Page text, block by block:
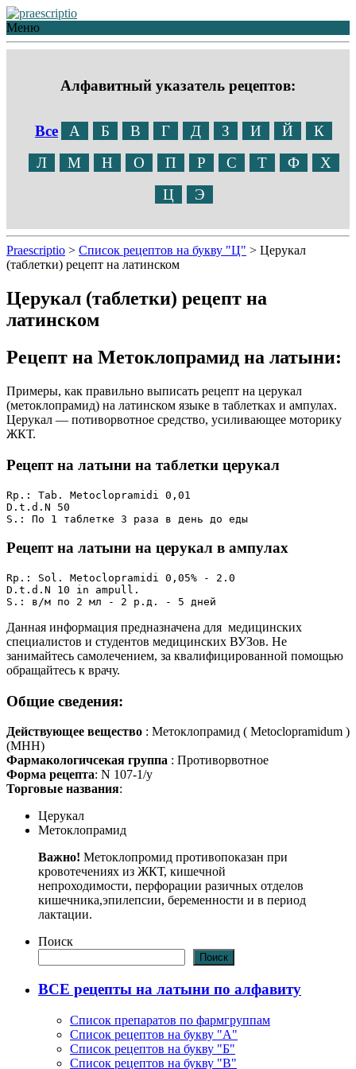
Меню
Алфавитный указатель рецептов:
Все А Б В Г Д З И Й
К
Л
М Н О П Р С Т Ф
Х
Ц
Э
Praescriptio > Список рецептов на букву "Ц" > Церукал
(таблетки) рецепт на латинском
Церукал (таблетки) рецепт на
латинском
Рецепт на Метоклопрамид на латыни:
Примеры, как правильно выписать рецепт на церукал
(метоклопрамид) на латинском языке в таблетках и ампулах.
Церукал — потиворвотное средство, усиливающее моторику
ЖКТ.
Рецепт на латыни на таблетки церукал
Rp.: Tab. Меtосlорrаmidi 0,01
D.t.d.N 50
S.: По 1 таблетке 3 раза в день до еды
Рецепт на латыни на церукал в ампулах
Rp.: Sol. Меtосlорrаmidi 0,05% - 2.0
D.t.d.N 10 in ampull.
S.: в/м по 2 мл - 2 р.д. - 5 дней
Данная информация предназначена для медицинских
специалистов и студентов медицинских ВУЗов. Не
занимайтесь самолечением, за квалифицированной помощью
обращайтесь к врачу.
Общие сведения:
Действующее вещество : Метоклопрамид ( Меtосlорrаmidum )
(МНН)
Фармакологичсекая группа : Противорвотное
Форма рецепта: N 107-1/у
Торговые названия:
Церукал
Метоклопрамид
Важно! Метоклопромид противопоказан при
кровотечениях из ЖКТ, кишечной
непроходимости, перфорации разичных отделов
кишечника,эпилепсии, беременности и в период
лактации.
Поиск
Поиск
ВСЕ рецепты на латыни по алфавиту
Список препаратов по фармгруппам
Список рецептов на букву "А"
Список рецептов на букву "Б"
Список рецептов на букву "В"